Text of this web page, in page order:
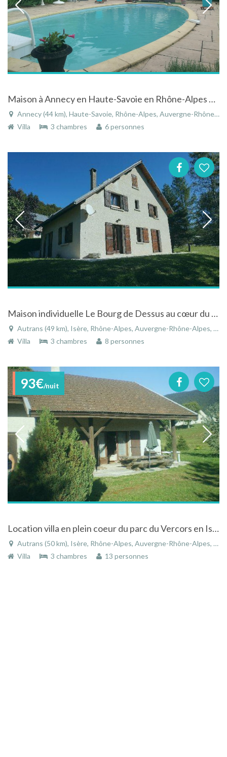
Maison à Annecy en Haute-Savoie en Rhône-Alpes proche du lac
Annecy (44 km), Haute-Savoie, Rhône-Alpes, Auvergne-Rhône-Alpes, France
Villa
3 chambres 6 personnes
Maison individuelle Le Bourg de Dessus au cœur du Parc naturel régional du Vercors
Autrans (49 km), Isère, Rhône-Alpes, Auvergne-Rhône-Alpes, France
Villa
3 chambres 8 personnes
93€/nuit
Location villa en plein coeur du parc du Vercors en Isère
Autrans (50 km), Isère, Rhône-Alpes, Auvergne-Rhône-Alpes, France
Villa
3 chambres 13 personnes